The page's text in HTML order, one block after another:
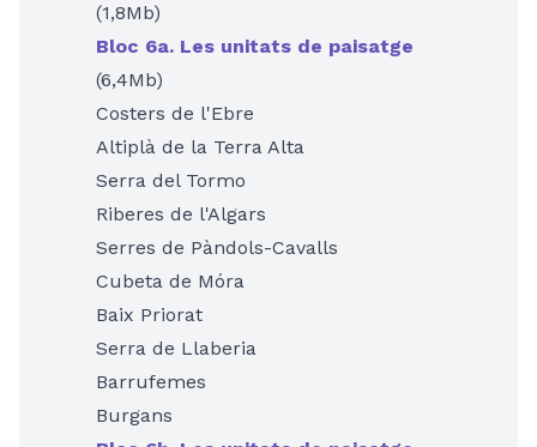
(1,8Mb)
Bloc 6a. Les unitats de paisatge
(6,4Mb)
Costers de l'Ebre
Altiplà de la Terra Alta
Serra del Tormo
Riberes de l'Algars
Serres de Pàndols-Cavalls
Cubeta de Móra
Baix Priorat
Serra de Llaberia
Barrufemes
Burgans